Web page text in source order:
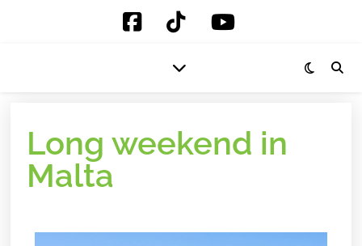
Long weekend in
Malta